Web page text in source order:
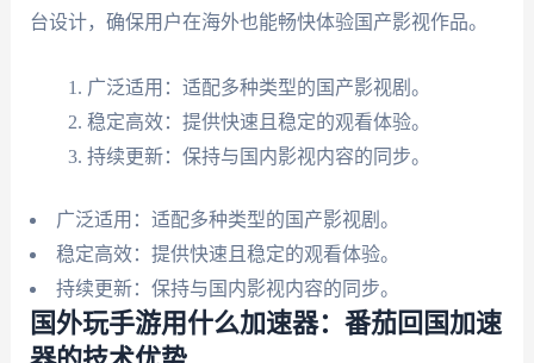
台设计，确保用户在海外也能畅快体验国产影视作品。
广泛适用：适配多种类型的国产影视剧。
稳定高效：提供快速且稳定的观看体验。
持续更新：保持与国内影视内容的同步。
广泛适用：适配多种类型的国产影视剧。
稳定高效：提供快速且稳定的观看体验。
持续更新：保持与国内影视内容的同步。
国外玩手游用什么加速器：番茄回国加速